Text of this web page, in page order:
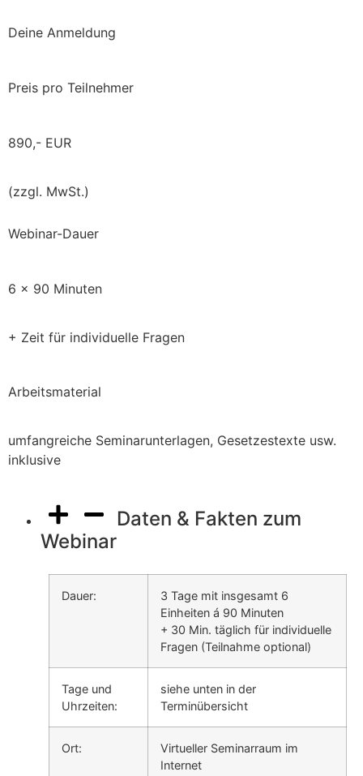
Deine Anmeldung
Preis pro Teilnehmer
890,- EUR
(zzgl. MwSt.)
Webinar-Dauer
6 x 90 Minuten
+ Zeit für individuelle Fragen
Arbeitsmaterial
umfangreiche Seminarunterlagen, Gesetzestexte usw.
inklusive
Daten & Fakten zum
Webinar
Dauer:
3 Tage mit insgesamt 6
Einheiten á 90 Minuten
+ 30 Min. täglich für individuelle
Fragen (Teilnahme optional)
Tage und
Uhrzeiten:
siehe unten in der
Terminübersicht
Ort:
Virtueller Seminarraum im
Internet